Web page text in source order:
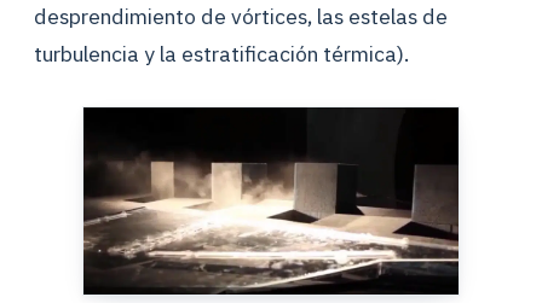
desprendimiento de vórtices, las estelas de
turbulencia y la estratificación térmica).